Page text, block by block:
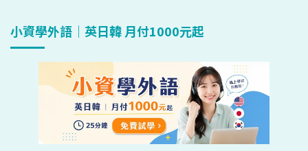
小資學外語｜英日韓 月付1000元起